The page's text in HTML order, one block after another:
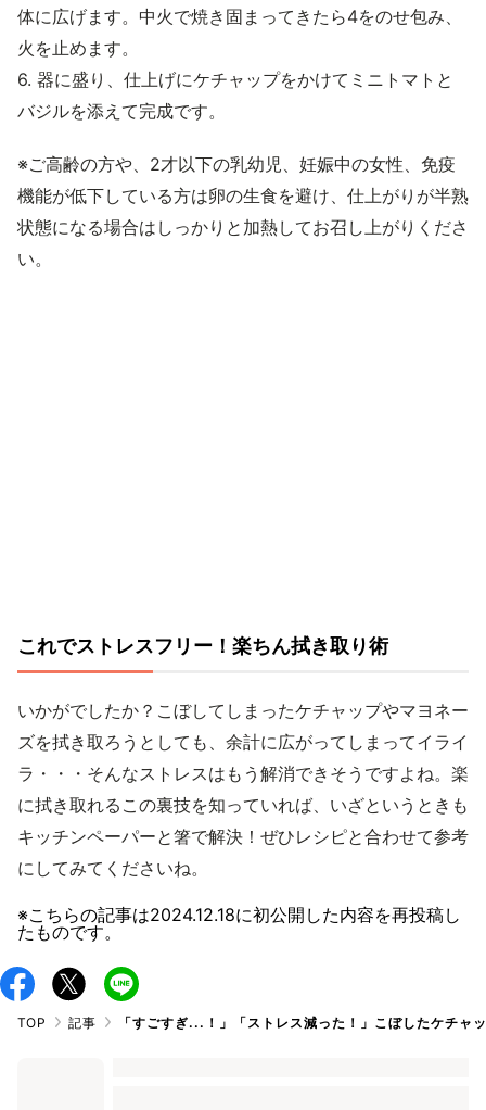
体に広げます。中火で焼き固まってきたら4をのせ包み、
火を止めます。
6. 器に盛り、仕上げにケチャップをかけてミニトマトと
バジルを添えて完成です。
※ご高齢の方や、2才以下の乳幼児、妊娠中の女性、免疫
機能が低下している方は卵の生食を避け、仕上がりが半熟
状態になる場合はしっかりと加熱してお召し上がりくださ
い。
これでストレスフリー！楽ちん拭き取り術
いかがでしたか？こぼしてしまったケチャップやマヨネー
ズを拭き取ろうとしても、余計に広がってしまってイライ
ラ・・・そんなストレスはもう解消できそうですよね。楽
に拭き取れるこの裏技を知っていれば、いざというときも
キッチンペーパーと箸で解決！ぜひレシピと合わせて参考
にしてみてくださいね。
※こちらの記事は2024.12.18に初公開した内容を再投稿し
たものです。
TOP 記事 「すごすぎ...！」「ストレス減った！」こぼしたケチャ